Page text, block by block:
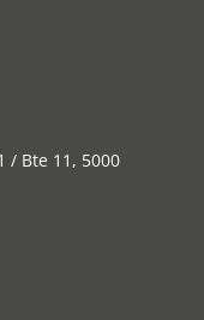
/ Bte 11, 5000